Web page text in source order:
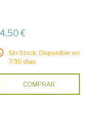
€
Sin Stock. Disponible en
7/10 días.
COMPRAR